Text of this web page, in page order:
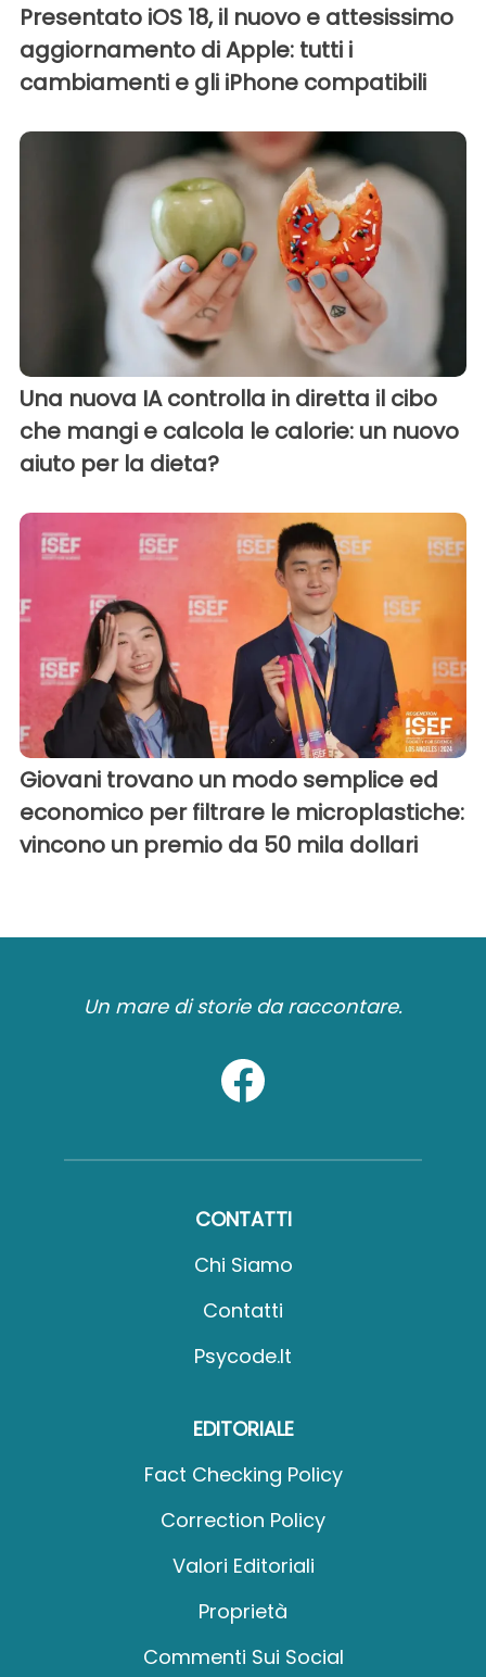
Presentato iOS 18, il nuovo e attesissimo
aggiornamento di Apple: tutti i
cambiamenti e gli iPhone compatibili
Una nuova IA controlla in diretta il cibo
che mangi e calcola le calorie: un nuovo
aiuto per la dieta?
Giovani trovano un modo semplice ed
economico per filtrare le microplastiche:
vincono un premio da 50 mila dollari
Un mare di storie da raccontare.
CONTATTI
Chi Siamo
Contatti
Psycode.it
EDITORIALE
Fact Checking Policy
Correction Policy
Valori Editoriali
Proprietà
Commenti Sui Social